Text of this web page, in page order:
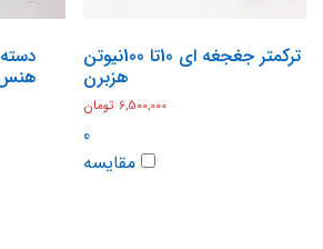
ترکمتر جغجغه ای 10تا 100نیوتن
هزبرن
6,500,000 تومان
0
مقایسه